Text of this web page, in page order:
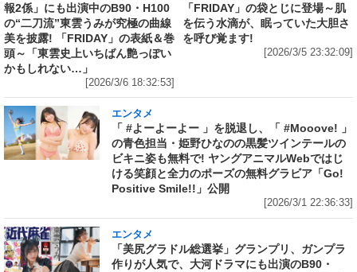
報2係」にも出演中のB90・H100
の“二刀流”東雲うみが究極の曲線
美を披露! 「FRIDAY」の表紙＆巻
頭～「東雲史上いちばん艶っぽい
かもしれない…」
[2026/3/6 18:32:53]
「FRIDAY」の袋とじに登場～肌
を伝う水滴が、眠っていた大胆さ
を呼び覚ます!
[2026/3/5 23:32:09]
エンタメ
「 #よーよーよー 」を脱退し、「 #Mooove! 」
の青色担当・姫野ひなのの黒髪ツインテールの
ビキニ姿も無料で! ヤングアニマルWebではじ
ける笑顔と全力のポーズの無料グラビア「Go!
Positive Smile!!」公開
[2026/3/1 22:36:33]
エンタメ
「美尻グラドル総選挙」グランプリ、ガンプラ
作りが人気で、大河ドラマにも出演のB90・